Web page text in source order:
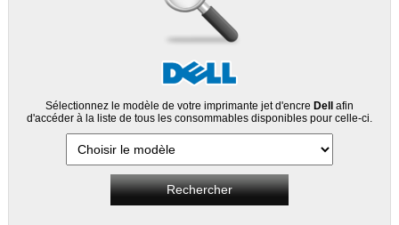
Sélectionnez le modèle de votre imprimante jet d'encre Dell afin
d'accéder à la liste de tous les consommables disponibles pour celle-ci.